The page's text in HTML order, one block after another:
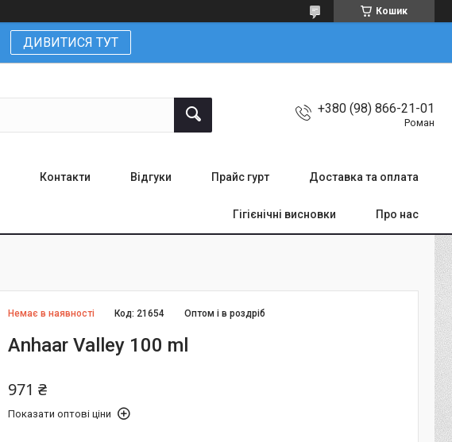
Кошик
ДИВИТИСЯ ТУТ
+380 (98) 866-21-01
Роман
Контакти Відгуки Прайс гурт Доставка та оплата
Гігієнічні висновки Про нас
Немає в наявності Оптом і в роздріб
Код: 21654
Anhaar Valley 100 ml
971 ₴
Показати оптові ціни